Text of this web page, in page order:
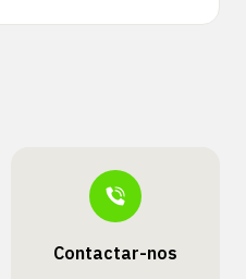
Contactar-nos